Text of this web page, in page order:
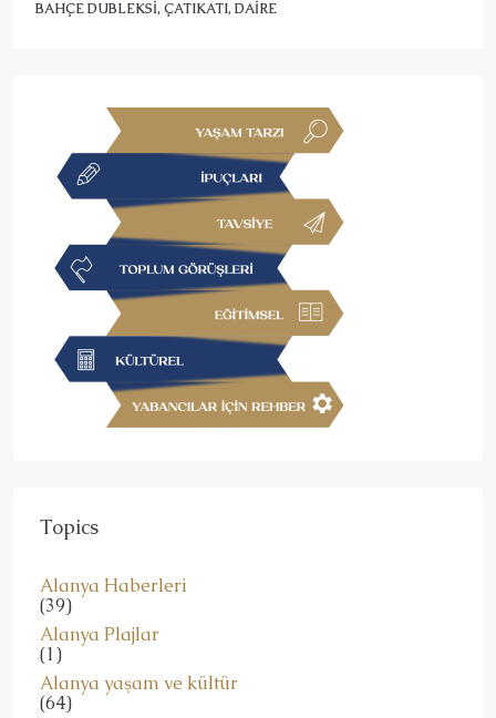
BAHÇE DUBLEKSI, ÇATIKATI, DAIRE
Topics
Alanya Haberleri
(39)
Alanya Plajlar
(1)
Alanya yaşam ve kültür
(64)